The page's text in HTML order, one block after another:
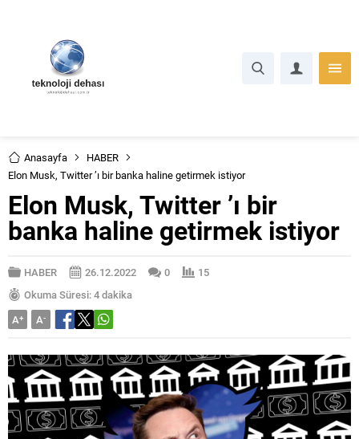
Anasayfa
HABER
Elon Musk, Twitter ’ı bir banka haline getirmek istiyor
Elon Musk, Twitter ’ı bir
banka haline getirmek istiyor
HABER 26.12.2022 0
15
Okuma Süresi: 4 dakika
A+ A-